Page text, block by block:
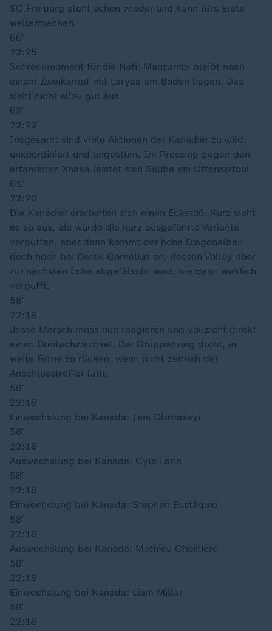
SC Freiburg steht schon wieder und kann fürs Erste
weitermachen.
66′
22:25
Schreckmoment für die Nati: Manzambi bleibt nach
einem Zweikampf mit Laryea am Boden liegen. Das
sieht nicht allzu gut aus.
63′
22:22
Insgesamt sind viele Aktionen der Kanadier zu wild,
unkoordiniert und ungestüm. Im Pressing gegen den
erfahrenen Xhaka leistet sich Saliba ein Offensivfoul.
61′
22:20
Die Kanadier erarbeiten sich einen Eckstoß. Kurz sieht
es so aus, als würde die kurz ausgeführte Variante
verpuffen, aber dann kommt der hohe Diagonalball
doch noch bei Derek Cornelius an, dessen Volley aber
zur nächsten Ecke abgefälscht wird, die dann wirklich
verpufft.
58′
22:19
Jesse Marsch muss nun reagieren und vollzieht direkt
einen Dreifachwechsel. Der Gruppensieg droht, in
weite Ferne zu rücken, wenn nicht zeitnah der
Anschlusstreffer fällt.
58′
22:18
Einwechslung bei Kanada: Tani Oluwaseyi
58′
22:18
Auswechslung bei Kanada: Cyle Larin
58′
22:18
Einwechslung bei Kanada: Stephen Eustáquio
58′
22:18
Auswechslung bei Kanada: Mathieu Choinière
58′
22:18
Einwechslung bei Kanada: Liam Millar
58′
22:18